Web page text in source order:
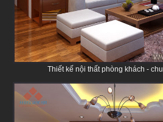
Thiết kế nội thất phòng khách -